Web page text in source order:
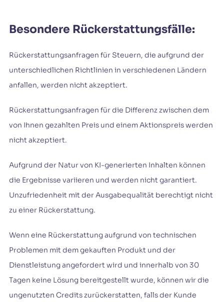
Besondere Rückerstattungsfälle:
Rückerstattungsanfragen für Steuern, die aufgrund der
unterschiedlichen Richtlinien in verschiedenen Ländern
anfallen, werden nicht akzeptiert.
Rückerstattungsanfragen für die Differenz zwischen dem
von Ihnen gezahlten Preis und einem Aktionspreis werden
nicht akzeptiert.
Aufgrund der Natur von KI-generierten Inhalten können
die Ergebnisse variieren und werden nicht garantiert.
Unzufriedenheit mit der Ausgabequalität berechtigt nicht
zu einer Rückerstattung.
Wenn eine Rückerstattung aufgrund von technischen
Problemen mit dem gekauften Produkt und der
Dienstleistung angefordert wird und innerhalb von 30
Tagen keine Lösung bereitgestellt wurde, können wir die
ungenutzten Credits zurückerstatten, falls der Kunde